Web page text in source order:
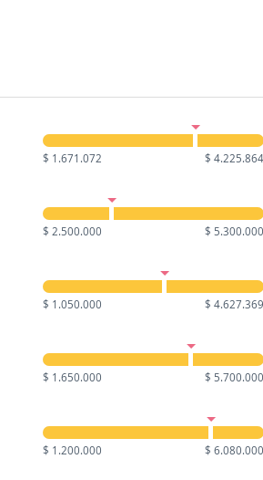
$ 1.671.072 $ 4.225.864
$ 2.500.000 $ 5.300.000
$ 1.050.000 $ 4.627.369
$ 1.650.000 $ 5.700.000
$ 1.200.000 $ 6.080.000